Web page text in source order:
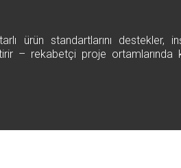
ürün standartlarını destekler,
– rekabetçi proje ortamlarında